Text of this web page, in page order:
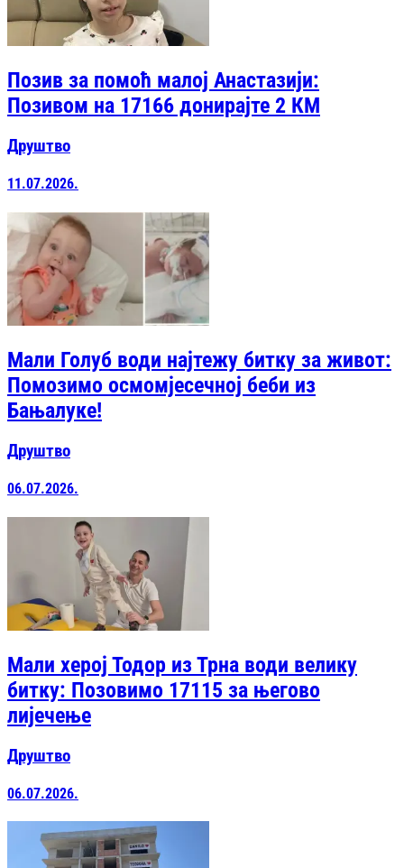
Позив за помоћ малој Анастазији:
Позивом на 17166 донирајте 2 КМ
Друштво
11.07.2026.
Мали Голуб води најтежу битку за живот:
Помозимо осмомјесечној беби из
Бањалуке!
Друштво
06.07.2026.
Мали херој Тодор из Трна води велику
битку: Позовимо 17115 за његово
лијечење
Друштво
06.07.2026.